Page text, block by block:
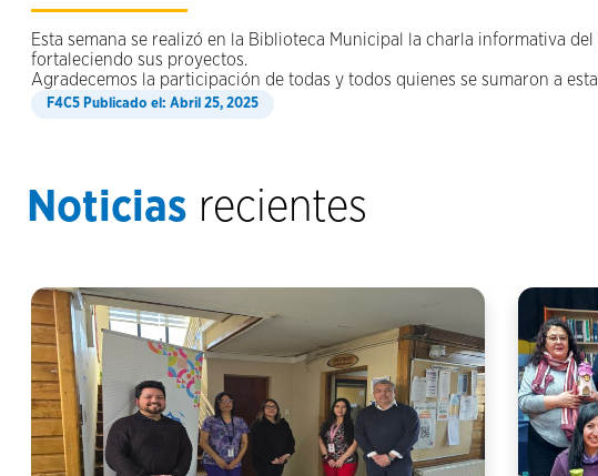
Esta semana se realizó en la Biblioteca Municipal la charla informativa
fortaleciendo sus proyectos.
Agradecemos la participación de todas y todos quienes se sumaron a
Publicado el: Abril 25, 2025
Noticias recientes